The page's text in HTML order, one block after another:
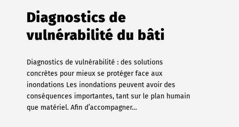
Diagnostics de
vulnérabilité du bâti
Diagnostics de vulnérabilité : des solutions
concrètes pour mieux se protéger face aux
inondations Les inondations peuvent avoir des
conséquences importantes, tant sur le plan humain
que matériel. Afin d’accompagner…